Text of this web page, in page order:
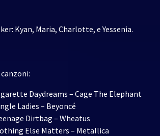
Kyan, Maria, Charlotte, e Yessenia.
Daydreams – Cage The Elephant
Ladies – Beyoncé
Dirtbag – Wheatus
Else Matters – Metallica